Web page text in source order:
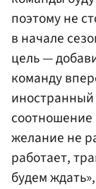
поэтому не
в начале
цель —
команду
иностранный
соотношение
желание не
работает,
будем